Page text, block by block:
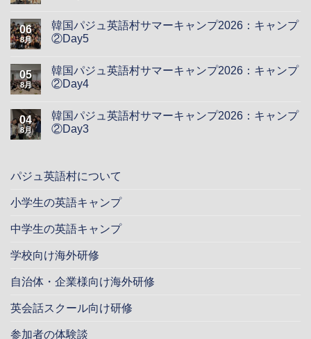
06
8月
韓国パジュ英語村サマーキャンプ2026：キャンプ
②Day5
05
8月
韓国パジュ英語村サマーキャンプ2026：キャンプ
②Day4
04
8月
韓国パジュ英語村サマーキャンプ2026：キャンプ
②Day3
パジュ英語村について
小学生の英語キャンプ
中学生の英語キャンプ
学校向け海外研修
自治体・企業様向け海外研修
英会話スクール向け研修
参加者の体験談